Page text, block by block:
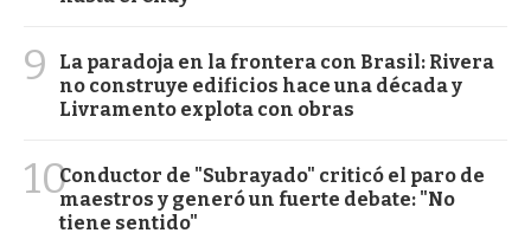
9
La paradoja en la frontera con Brasil: Rivera
no construye edificios hace una década y
Livramento explota con obras
10Conductor de "Subrayado" criticó el paro de
maestros y generó un fuerte debate: "No
tiene sentido"